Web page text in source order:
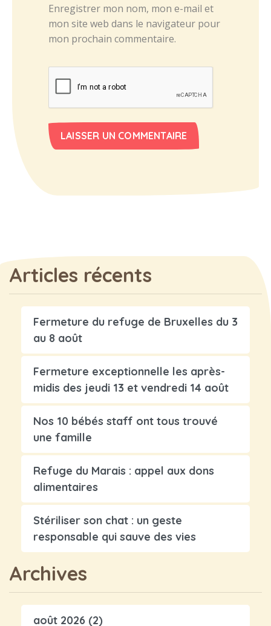
Enregistrer mon nom, mon e-mail et
mon site web dans le navigateur pour
mon prochain commentaire.
Articles récents
Fermeture du refuge de Bruxelles du 3
au 8 août
Fermeture exceptionnelle les après-
midis des jeudi 13 et vendredi 14 août
Nos 10 bébés staff ont tous trouvé
une famille
Refuge du Marais : appel aux dons
alimentaires
Stériliser son chat : un geste
responsable qui sauve des vies
Archives
août 2026 (2)